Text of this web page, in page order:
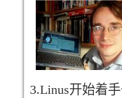
3.Linus开始着